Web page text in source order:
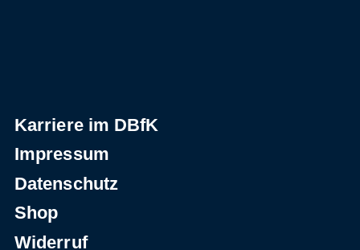
Karriere im DBfK
Impressum
Datenschutz
Shop
Widerruf